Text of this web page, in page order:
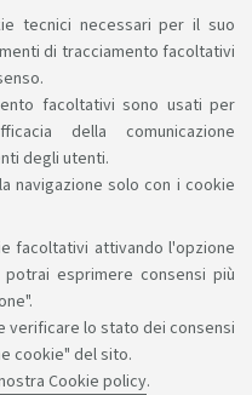
tecnici necessari per il suo
di tracciamento facoltativi
facoltativi sono usati per
della comunicazione
degli utenti.
navigazione solo con i cookie
facoltativi attivando l'opzione
esprimere consensi più
lo stato dei consensi
cookie" del sito.
Cookie policy.
Invia
e acconsento al
conoscenza